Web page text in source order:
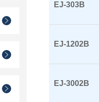
EJ-303B
EJ-1202B
EJ-3002B